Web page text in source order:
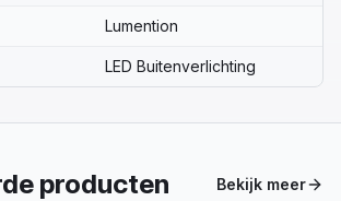
Lumention
LED Buitenverlichting
producten Bekijk meer